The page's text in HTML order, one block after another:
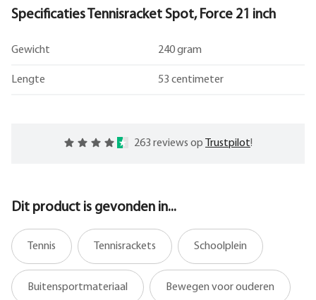
Specificaties Tennisracket Spot, Force 21 inch
Gewicht 240 gram
Lengte 53 centimeter
263 reviews op Trustpilot!
Dit product is gevonden in...
Tennis Tennisrackets Schoolplein
Buitensportmateriaal Bewegen voor ouderen